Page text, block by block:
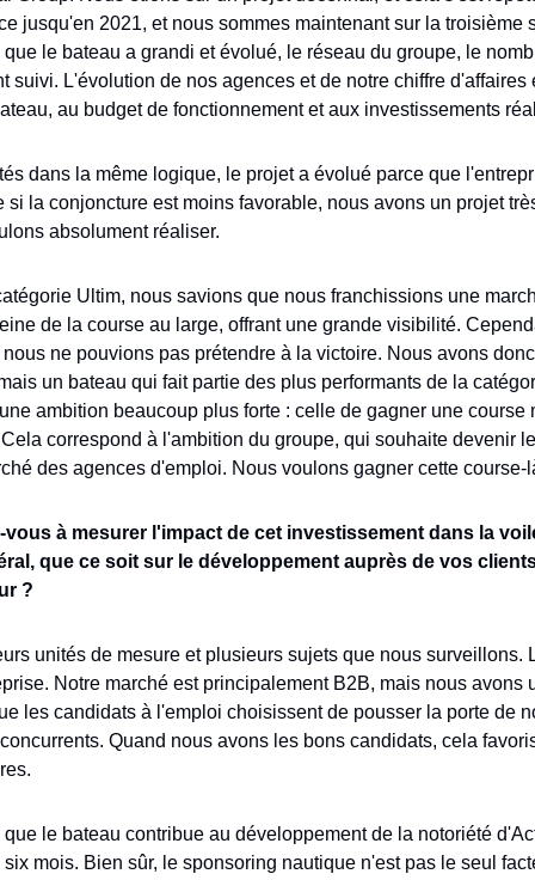
jusqu'en 2021, et nous sommes maintenant sur la troisième
que le bateau a grandi et évolué, le réseau du groupe, le
suivi. L'évolution de nos agences et de notre chiffre d'affaires
au budget de fonctionnement et aux investissements
dans la même logique, le projet a évolué parce que
si la conjoncture est moins favorable, nous avons un projet
absolument réaliser.
Ultim, nous savions que nous franchissions une
de la course au large, offrant une grande visibilité.
ne pouvions pas prétendre à la victoire. Nous avons
un bateau qui fait partie des plus performants de la
ambition beaucoup plus forte : celle de gagner une course
correspond à l'ambition du groupe, qui souhaite devenir
des agences d'emploi. Nous voulons gagner cette course-
vous à mesurer l'impact de cet investissement dans la
que ce soit sur le développement auprès de vos
?
unités de mesure et plusieurs sujets que nous surveillons.
Notre marché est principalement B2B, mais nous avons
les candidats à l'emploi choisissent de pousser la porte de
Quand nous avons les bons candidats, cela
le bateau contribue au développement de la notoriété
mois. Bien sûr, le sponsoring nautique n'est pas le seul